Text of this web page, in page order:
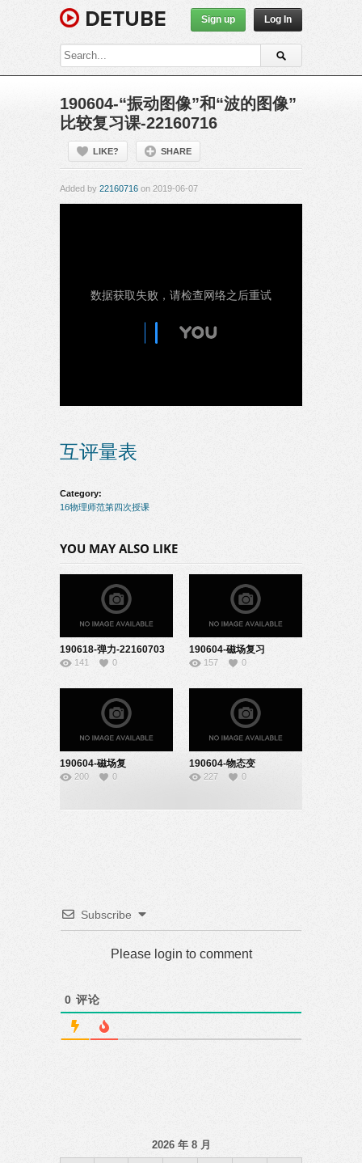
Sign up Log In
190604-“振动图像”和“波的图像”
比较复习课-22160716
LIKE? SHARE
Added by 22160716 on 2019-06-07
互评量表
Category:
16物理师范第四次授课
YOU MAY ALSO LIKE
190618-弹力-22160703
141 0
190604-磁场复习
课-22160725
157 0
190604-磁场复
习-22160715
200 0
190604-物态变
化-22160708
227 0
Subscribe
Please login to comment
0 评论
2026 年 8 月